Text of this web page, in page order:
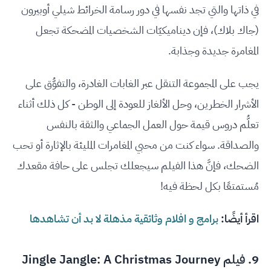
في ذاتها والتي تجد نفسها في دور رسامة الخرائط شيلي أوبيرون
(جاك بلاك)، فإن ديناميكيّات الشخصيات المضحكة تجعل
المغامرة جديدة وجذابة.
يجب على المجموعة التنقل عبر الغابات الغادرة، والتفوُّق على
الأشرار الخطرين، وحل الألغاز للعودة إلى الوطن - كل ذلك أثناء
تعلُّم دروس قيمة حول العمل الجماعي والثقة بالنفس
والصداقة. سواء كنت من محبي المغامرات المليئة بالإثارة أو تحب
الضحك، فإنَّ هذا الفيلم سيجعلك تجلس على حافة مقعدك
مُستمتعًا بكل لحظة فيه!
اقرأ أيضًا:برامج و افلام وثائقية مذهلة لا بد أن تشاهدها
9. فيلم Jingle Jangle: A Christmas Journey